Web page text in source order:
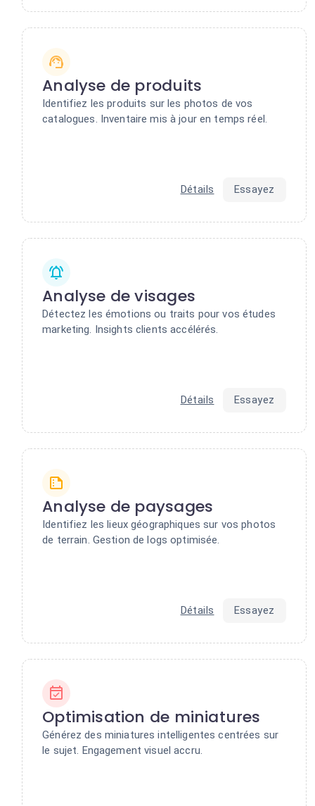
Analyse de produits
Identifiez les produits sur les photos de vos
catalogues. Inventaire mis à jour en temps réel.
Détails Essayez
Analyse de visages
Détectez les émotions ou traits pour vos études
marketing. Insights clients accélérés.
Détails Essayez
Analyse de paysages
Identifiez les lieux géographiques sur vos photos
de terrain. Gestion de logs optimisée.
Détails Essayez
Optimisation de miniatures
Générez des miniatures intelligentes centrées sur
le sujet. Engagement visuel accru.